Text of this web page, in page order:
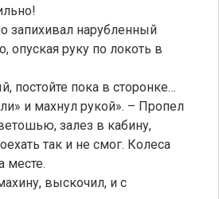
запихивал нарубленный
опуская руку по локоть в
пока в сторонке…
и махнул рукой». – Пропел
залез в кабину,
так и не смог. Колеса
месте.
выскочил, и с